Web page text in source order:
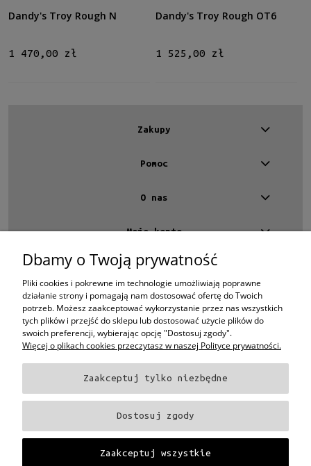
Dandy's Troy Rough N
1 470,00 zł
Dandy's Troy Rough OT6
1 525,00 zł
Zakupy
Pomoc
O nas
Moje konto
Kontakt
4 EYES OPTYKA -
optyk Warszawa
ul.Chmielna 4
00-020 Warszawa
woj. mazowieckie
+48 696 015 670
sklep@4eyes.pl
Oprawki i okulary Ray-BanOprawki i okulary PersolOprawki i okulary Polo
Oprawki i okulary Tom Ford Oprawki i okulary Miu Miu
Oprawki i okulary Prada
Oprawki i okulary Ray-Ban Aviator
Oprawki i okulary DiorOprawki i okulary Oliver PeoplesOprawki i okulary
Oprawki i okulary FendiOprawki i okulary Celine
Oprawki i okulary Dolce & Gabbana Okulary Tag Heuer
Dbamy o Twoją prywatność
Pliki cookies i pokrewne im technologie umożliwiają poprawne
działanie strony i pomagają nam dostosować ofertę do Twoich
potrzeb. Możesz zaakceptować wykorzystanie przez nas wszystkich
tych plików i przejść do sklepu lub dostosować użycie plików do
swoich preferencji, wybierając opcję "Dostosuj zgody".
Więcej o plikach cookies przeczytasz w naszej Polityce prywatności.
Zaakceptuj tylko niezbędne
Dostosuj zgody
Zaakceptuj wszystkie